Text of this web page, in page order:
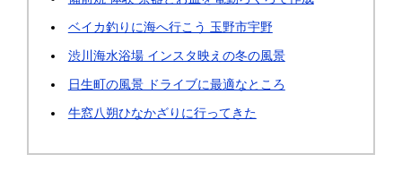
ベイカ釣りに海へ行こう 玉野市宇野
渋川海水浴場 インスタ映えの冬の風景
日生町の風景 ドライブに最適なところ
牛窓八朔ひなかざりに行ってきた